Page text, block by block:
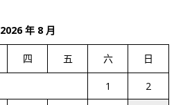
2026 年 8 月
四 五 六 日
1
2